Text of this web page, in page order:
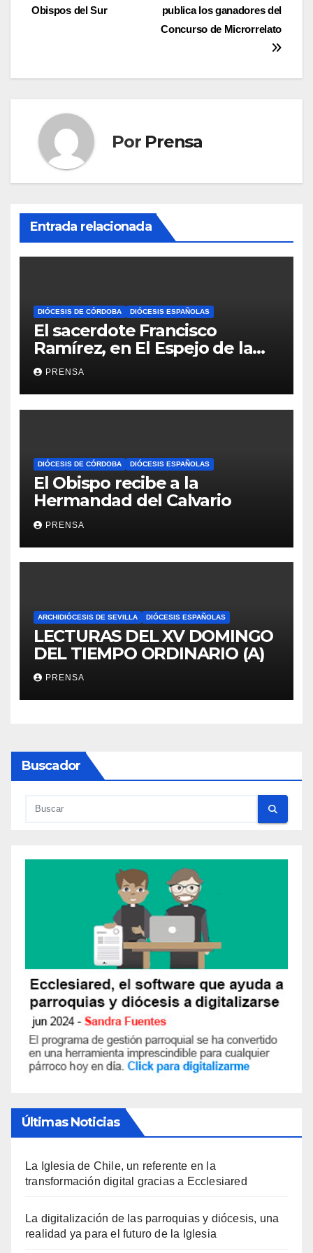
de
publica los ganadores del
Concurso de Microrrelato
Obispos del Sur
Por Prensa
Entrada relacionada
DIÓCESIS DE CÓRDOBA DIÓCESIS ESPAÑOLAS
El sacerdote Francisco
Ramírez, en El Espejo de la
Iglesia
PRENSA
DIÓCESIS DE CÓRDOBA DIÓCESIS ESPAÑOLAS
El Obispo recibe a la
Hermandad del Calvario
PRENSA
ARCHIDIÓCESIS DE SEVILLA DIÓCESIS ESPAÑOLAS
LECTURAS DEL XV DOMINGO
DEL TIEMPO ORDINARIO (A)
PRENSA
Buscador
Últimas Noticias
La Iglesia de Chile, un referente en la
transformación digital gracias a Ecclesiared
La digitalización de las parroquias y diócesis, una
realidad ya para el futuro de la Iglesia